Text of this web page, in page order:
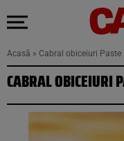
Acasă » Cabral obiceiuri Paste
CABRAL OBICEIURI